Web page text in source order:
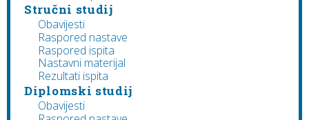
Stručni studij
Obavijesti
Raspored nastave
Raspored ispita
Nastavni materijal
Rezultati ispita
Diplomski studij
Obavijesti